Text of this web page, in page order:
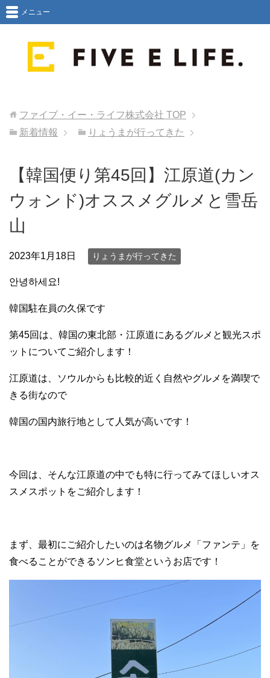
メニュー
ファイブ・イー・ライフ株式会社 TOP
新着情報
りょうまが行ってきた
【韓国便り第45回】江原道(カン
ウォンド)オススメグルメと雪岳
山
2023年1月18日 りょうまが行ってきた
안녕하세요!
韓国駐在員の久保です
第45回は、韓国の東北部・江原道にあるグルメと観光スポ
ットについてご紹介します！
江原道は、ソウルからも比較的近く自然やグルメを満喫で
きる街なので
韓国の国内旅行地として人気が高いです！
今回は、そんな江原道の中でも特に行ってみてほしいオス
スメスポットをご紹介します！
まず、最初にご紹介したいのは名物グルメ「ファンテ」を
食べることができるソンヒ食堂というお店です！